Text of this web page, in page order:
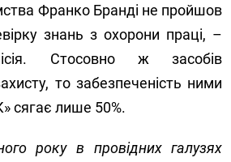
Франко Бранді не пройшов
знань з охорони праці, –
Стосовно ж засобів
то забезпеченість ними
сягає лише 50%.
року в провідних галузях